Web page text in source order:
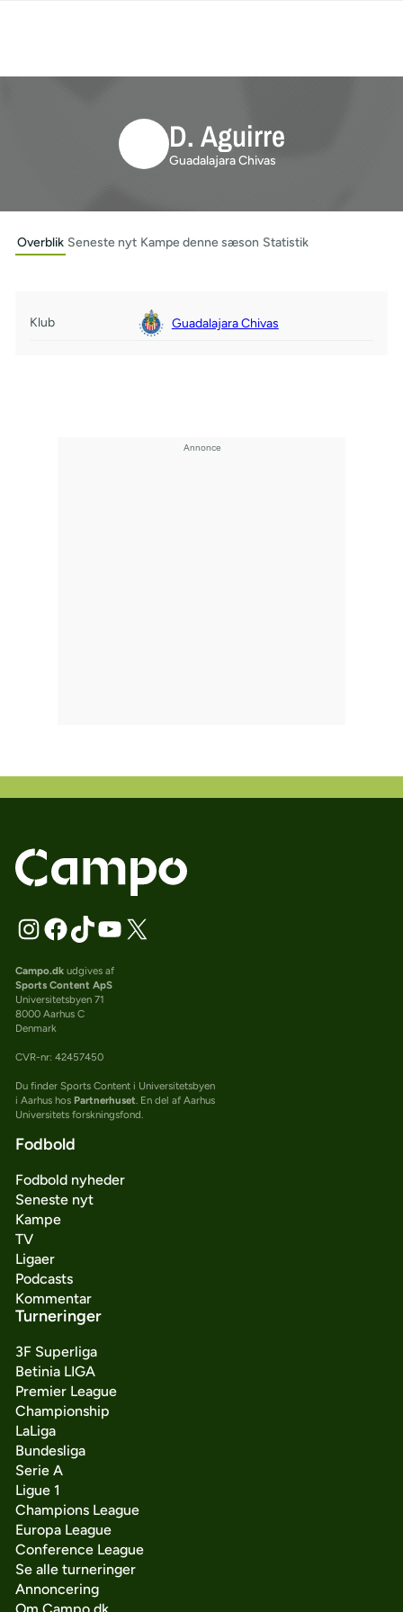
D. Aguirre
Guadalajara Chivas
Overblik Seneste nyt Kampe denne sæson Statistik
Klub Guadalajara Chivas
Campo.dkudgives af
Sports Content ApS
Universitetsbyen 71
8000 Aarhus C
Denmark
CVR-nr: 42457450
Du finder Sports Content i Universitetsbyen
i Aarhus hos Partnerhuset. En del af Aarhus
Universitets forskningsfond.
Fodbold
Fodbold nyheder
Seneste nyt
Kampe
TV
Ligaer
Podcasts
Kommentar
Turneringer
3F Superliga
Betinia LIGA
Premier League
Championship
LaLiga
Bundesliga
Serie A
Ligue 1
Champions League
Europa League
Conference League
Se alle turneringer
Annoncering